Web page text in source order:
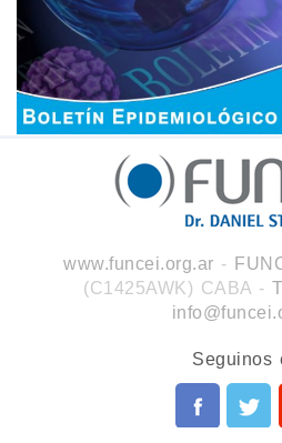
www.funcei.org.ar -
(C1425AWK) CABA -
Seguinos